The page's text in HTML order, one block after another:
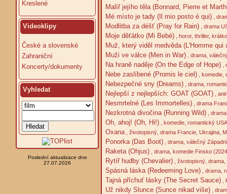
Kreslené
Videoklipy
České a slovenské
Zahraniční
Koncerty/dokumenty
Vyhledat
Poslední aktualizace dne
27.07.2026
Malíř jejího těla (Bonnard, Pierre et
Mé místo je tady (Il mio posto é qui) ,
Modlitba za déšť (Pray for Rain) , drama
Moje děťátko (Mi Bebé) , horor, thriller,
Muž, který viděl medvěda (L'Homme qui
Muži ve válce (Men in War) , drama,
Na hraně naděje (On the Edge of Hope) ,
Nebe zaslíbené (Promis le ciel) , komedie,
Nebezpečné sny (Dreams) , drama,
Nejlepší z nejlepších: GOAT (GOAT) ,
Nesmrtelné (Les Immortelles) , drama
Nezkrotná divočina (Running Wild) ,
Oh, ahoj! (Oh, Hi!) , komedie, romantický
Oxana , životopisný, drama Francie, Ukrajina,
Ponorka (Das Boot) , drama, válečný
Raketa (Ohjus) , drama, komedie Finsko
Rytíř hudby (Chevalier) , životopisný,
Spásná láska (Redeeming Love) , drama,
Tajná příchuť lásky (The Secret Sauce) ,
Už nikdy Slunce (Sunce nikad više) ,